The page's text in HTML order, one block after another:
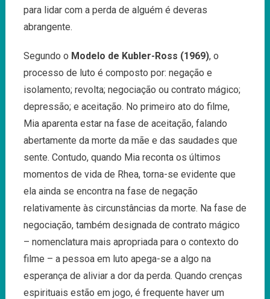
para lidar com a perda de alguém é deveras
abrangente.
Segundo o Modelo de Kubler-Ross (1969), o
processo de luto é composto por: negação e
isolamento; revolta; negociação ou contrato mágico;
depressão; e aceitação. No primeiro ato do filme,
Mia aparenta estar na fase de aceitação, falando
abertamente da morte da mãe e das saudades que
sente. Contudo, quando Mia reconta os últimos
momentos de vida de Rhea, torna-se evidente que
ela ainda se encontra na fase de negação
relativamente às circunstâncias da morte. Na fase de
negociação, também designada de contrato mágico
– nomenclatura mais apropriada para o contexto do
filme – a pessoa em luto apega-se a algo na
esperança de aliviar a dor da perda. Quando crenças
espirituais estão em jogo, é frequente haver um